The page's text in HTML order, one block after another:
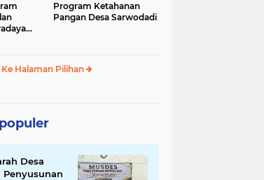
Program Ketahanan
Pangan Desa Sarwodadi
Ke Halaman Pilihan
Desa
Penyusunan